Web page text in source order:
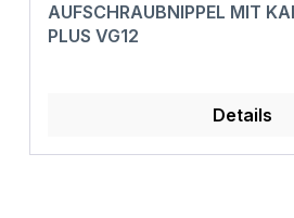
AUFSCHRAUBNIPPEL MIT
PLUS VG12
Details